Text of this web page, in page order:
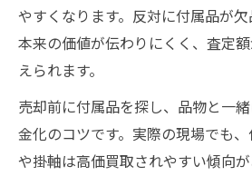
やすくなります。反対に付属品が
本来の価値が伝わりにくく、査定
えられます。
売却前に付属品を探し、品物と一
金化のコツです。実際の現場でも
や掛軸は高価買取されやすい傾向が